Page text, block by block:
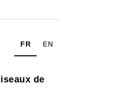
FR EN
de